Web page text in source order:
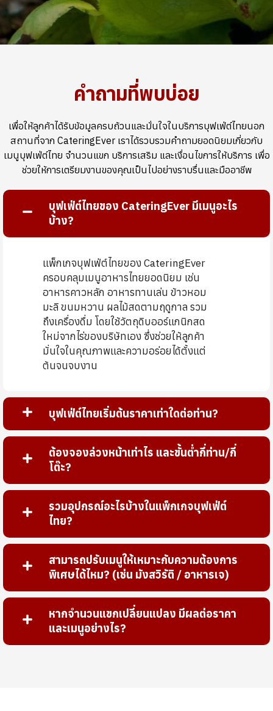
คำถามที่พบบ่อย
เพื่อให้ลูกค้าได้รับข้อมูลครบถ้วนและมั่นใจในบริการบุฟเฟ่ต์ไทยนอก
สถานที่จาก CateringEver เราได้รวบรวมคำถามยอดนิยมเกี่ยวกับ
เมนูบุฟเฟ่ต์ไทย จำนวนแขก บริการเสริม และเงื่อนไขการให้บริการ เพื่อ
ช่วยให้การเตรียมงานของคุณเป็นไปอย่างราบรื่นและมืออาชีพ
บุฟเฟ่ต์ไทยของ CateringEver มีเมนูอะไร
บ้าง?
แพ็กเกจบุฟเฟ่ต์ไทยของ CateringEver
ครอบคลุมเมนูอาหารไทยยอดนิยม เช่น
อาหารคาวหลัก อาหารทานเล่น ข้าวหอม
มะลิ ขนมหวาน ผลไม้สดตามฤดูกาล รวม
ถึงเครื่องดื่ม โดยใช้วัตถุดิบออร์แกนิกสด
ใหม่จากไร่ของบริษัทเอง ซึ่งช่วยให้ลูกค้า
มั่นใจในคุณภาพและความอร่อยได้ตั้งแต่
ต้นจนจบงาน
บุฟเฟ่ต์ไทยเริ่มต้นราคาเท่าใดต่อท่าน?
ต้องจองล่วงหน้าเท่าไร และขั้นต่ำกี่ท่าน/กี่
โต๊ะ?
รวมอุปกรณ์อะไรบ้างในแพ็กเกจบุฟเฟ่ต์
ไทย?
สามารถปรับเมนูให้เหมาะกับความต้องการ
พิเศษได้ไหม? (เช่น มังสวิรัติ / อาหารเจ)
หากจำนวนแขกเปลี่ยนแปลง มีผลต่อราคา
และเมนูอย่างไร?